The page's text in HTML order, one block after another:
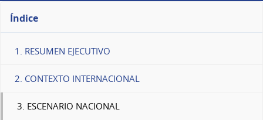
Índice
1. RESUMEN EJECUTIVO
2. CONTEXTO INTERNACIONAL
3. ESCENARIO NACIONAL